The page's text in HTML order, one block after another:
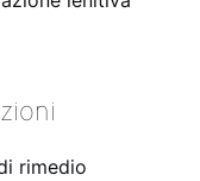
rimedio